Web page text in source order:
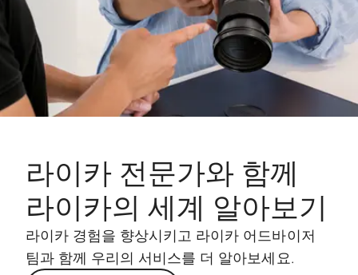
라이카 전문가와 함께
라이카의 세계 알아보기
라이카 경험을 향상시키고 라이카 어드바이저
팀과 함께 우리의 서비스를 더 알아보세요.